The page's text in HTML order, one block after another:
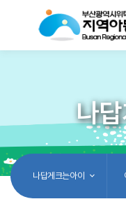
나
나답게크는아이